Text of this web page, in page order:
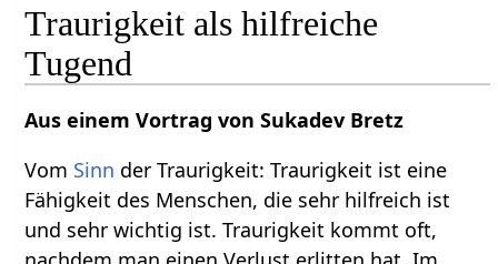
Traurigkeit als hilfreiche
Tugend
Aus einem Vortrag von Sukadev Bretz
Vom Sinn der Traurigkeit: Traurigkeit ist eine
Fähigkeit des Menschen, die sehr hilfreich ist
und sehr wichtig ist. Traurigkeit kommt oft,